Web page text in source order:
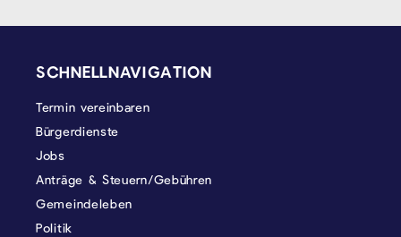
SCHNELLNAVIGATION
Termin vereinbaren
Bürgerdienste
Jobs
Anträge & Steuern/Gebühren
Gemeindeleben
Politik